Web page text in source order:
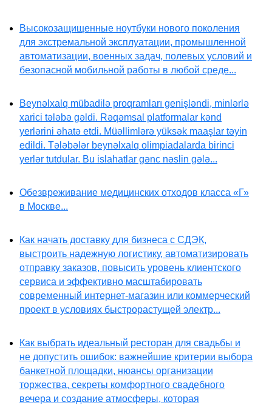
Высокозащищенные ноутбуки нового поколения
для экстремальной эксплуатации, промышленной
автоматизации, военных задач, полевых условий и
безопасной мобильной работы в любой среде...
Beynəlxalq mübadilə proqramları genişləndi, minlərlə
xarici tələbə gəldi. Rəqəmsal platformalar kənd
yerlərini əhatə etdi. Müəllimlərə yüksək maaşlar təyin
edildi. Tələbələr beynəlxalq olimpiadalarda birinci
yerlər tutdular. Bu islahatlar gənc nəslin gələ...
Обезвреживание медицинских отходов класса «Г»
в Москве...
Как начать доставку для бизнеса с СДЭК,
выстроить надежную логистику, автоматизировать
отправку заказов, повысить уровень клиентского
сервиса и эффективно масштабировать
современный интернет-магазин или коммерческий
проект в условиях быстрорастущей электр...
Как выбрать идеальный ресторан для свадьбы и
не допустить ошибок: важнейшие критерии выбора
банкетной площадки, нюансы организации
торжества, секреты комфортного свадебного
вечера и создание атмосферы, которая